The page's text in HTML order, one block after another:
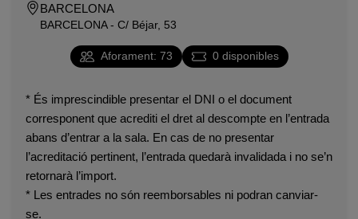
BARCELONA
BARCELONA - C/ Béjar, 53
Aforament: 73 0 disponibles
* És imprescindible presentar el DNI o el document
corresponent que acrediti el dret al descompte en l’entrada
abans d’entrar a la sala. En cas de no presentar
l’acreditació pertinent, l’entrada quedarà invalidada i no se’n
retornarà l’import.
* Les entrades no són reemborsables ni podran canviar-
se.